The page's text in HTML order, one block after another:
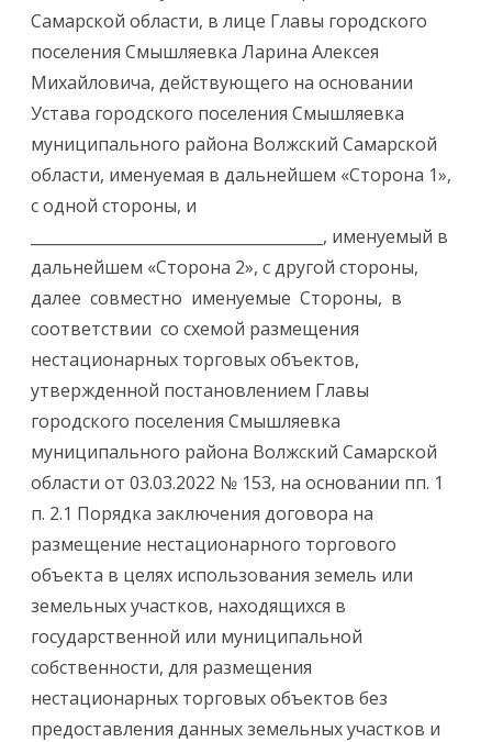
Самарской области, в лице Главы городского
поселения Смышляевка Ларина Алексея
Михайловича, действующего на основании
Устава городского поселения Смышляевка
муниципального района Волжский Самарской
области, именуемая в дальнейшем «Сторона 1»,
с одной стороны, и
, именуемый в
дальнейшем «Сторона 2», с другой стороны,
далее совместно именуемые Стороны, в
соответствии со схемой размещения
нестационарных торговых объектов,
утвержденной постановлением Главы
городского поселения Смышляевка
муниципального района Волжский Самарской
области от 03.03.2022 № 153, на основании пп. 1
п. 2.1 Порядка заключения договора на
размещение нестационарного торгового
объекта в целях использования земель или
земельных участков, находящихся в
государственной или муниципальной
собственности, для размещения
нестационарных торговых объектов без
предоставления данных земельных участков и